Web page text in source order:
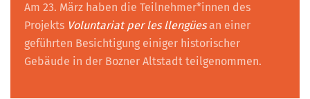
Am 23. März haben die Teilnehmer*innen des
Projekts Voluntariat per les llengüesan einer
geführten Besichtigung einiger historischer
Gebäude in der Bozner Altstadt teilgenommen.